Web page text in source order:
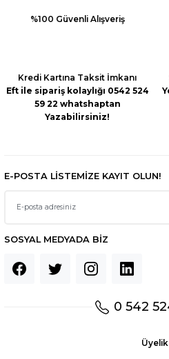
Ürün bilgilerinde hatalar
%100 Güvenli Alışveriş
Kredi Kartına Taksit İmkanı
Eft ile sipariş kolaylığı 0542 524
59 22 whatshaptan
Yazabilirsiniz!
E-POSTA LİSTEMİZE KAYIT OLUN!
SOSYAL MEDYADA BİZ
0 542
Üyelik